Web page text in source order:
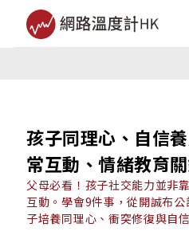
孩子同理心、自信
常互動、情緒教育
父母必看！孩子社交能力並非
互動。學會9件事，從開誠布
子培養同理心、衝突修復與自